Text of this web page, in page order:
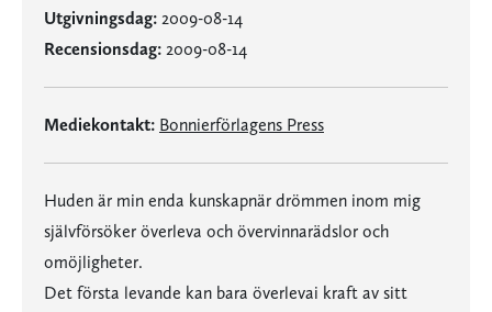
Utgivningsdag: 2009-08-14
Recensionsdag: 2009-08-14
Mediekontakt: Bonnierförlagens Press
Huden är min enda kunskapnär drömmen inom mig
självförsöker överleva och övervinnarädslor och
omöjligheter.
Det första levande kan bara överlevai kraft av sitt